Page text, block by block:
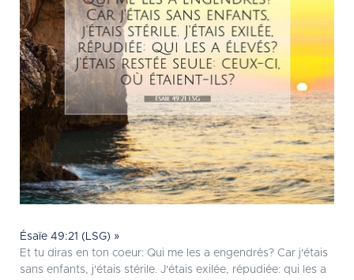
Ésaïe 49:21 (LSG) »
Et tu diras en ton coeur: Qui me les a engendrés? Car j'étais
sans enfants, j'étais stérile. J'étais exilée, répudiée: qui les a